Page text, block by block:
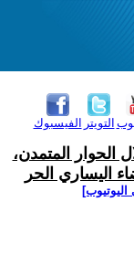
الفيسبوك التويتر
الحوار المتمدن،
اليساري الحر